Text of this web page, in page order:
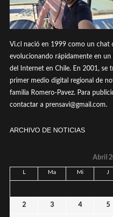
Vi.cl nació en 1999 como un chat
evolucionando rápidamente en
del Internet en Chile. En 2001, se
primer medio digital regional de
familia Romero-Pavez. Para
contactar a prensavi@gmail.com.
ARCHIVO DE NOTICIAS
Abril
L Ma Mi J
2 3 4 5